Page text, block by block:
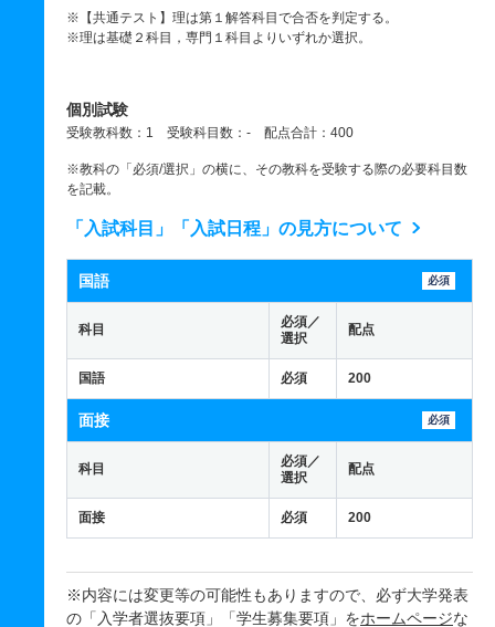
※【共通テスト】理は第１解答科目で合否を判定する。
※理は基礎２科目，専門１科目よりいずれか選択。
個別試験
受験教科数：1 受験科目数：- 配点合計：400
※教科の「必須/選択」の横に、その教科を受験する際の必要科目数
を記載。
「入試科目」「入試日程」の見方について
国語 必須
科目
必須／
選択
配点
国語 必須 200
面接 必須
科目
必須／
選択
配点
面接 必須 200
※内容には変更等の可能性もありますので、必ず大学発表
の「入学者選抜要項」「学生募集要項」をホームページな